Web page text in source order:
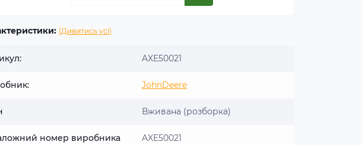
(Дивитись усі)
AXE50021
JohnDeere
Вживана (розборка)
номер виробника AXE50021